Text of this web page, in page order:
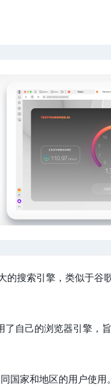
搜索引擎，类似于谷
自己的浏览器引擎，
国家和地区的用户使用